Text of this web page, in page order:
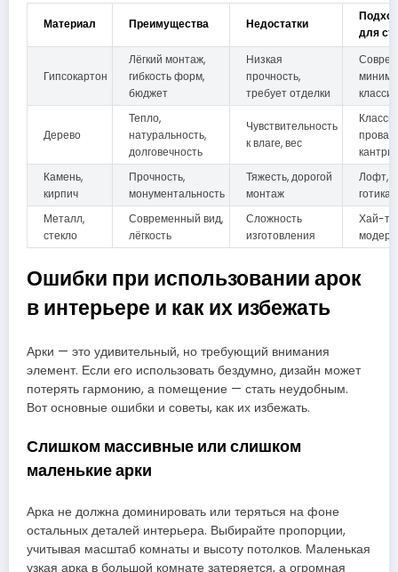
Материал Преимущества Недостатки
для
Гипсокартон
Лёгкий монтаж,
гибкость форм,
бюджет
Низкая
прочность,
требует отделки
Дерево
Тепло,
натуральность,
долговечность
Чувствительность
к влаге, вес
кантри
Камень,
кирпич
Прочность,
монументальность
Тяжесть, дорогой
монтаж
Лофт,
готика
Металл,
стекло
Современный вид,
лёгкость
Сложность
изготовления
Хай-
модерн
Ошибки при использовании арок
в интерьере и как их избежать
Арки — это удивительный, но требующий внимания
элемент. Если его использовать бездумно, дизайн может
потерять гармонию, а помещение — стать неудобным.
Вот основные ошибки и советы, как их избежать.
Слишком массивные или слишком
маленькие арки
Арка не должна доминировать или теряться на фоне
остальных деталей интерьера. Выбирайте пропорции,
учитывая масштаб комнаты и высоту потолков. Маленькая
узкая арка в большой комнате затеряется, а огромная